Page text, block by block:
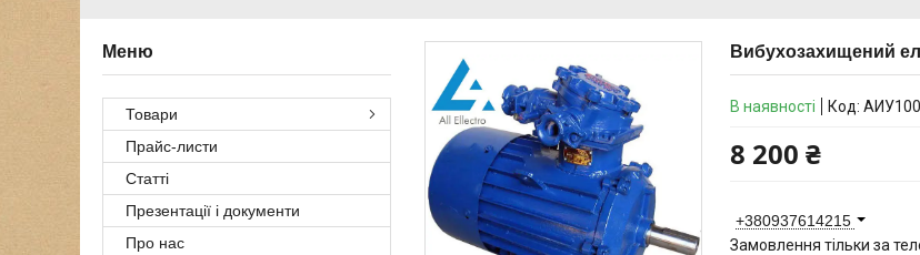
Вибухозахищений
В наявності Код:
8 200 ₴
+380937614215
Замовлення тільки за
Товари
Прайс-листи
Статті
Презентації і документи
Про нас